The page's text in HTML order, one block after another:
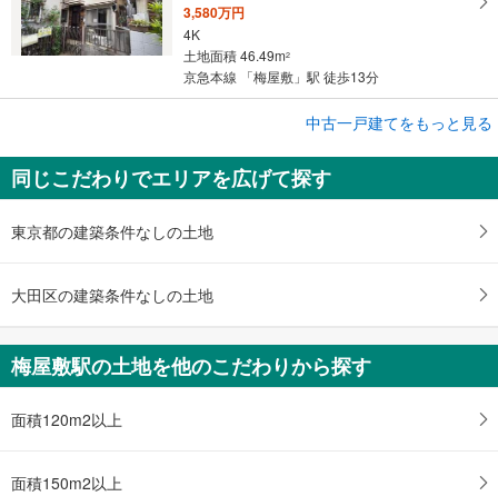
3,580万円
4K
土地面積 46.49m2
京急本線 「梅屋敷」駅 徒歩13分
大田区北糀谷2丁目
5,997万円
3LDK
土地面積 41.02m
中古一戸建てをもっと見る
同じこだわりでエリアを広げて探す
東京都の建築条件なしの土地
大田区の建築条件なしの土地
梅屋敷駅の土地を他のこだわりから探す
面積120m2以上
面積150m2以上